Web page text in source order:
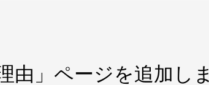
由」ページを追加し